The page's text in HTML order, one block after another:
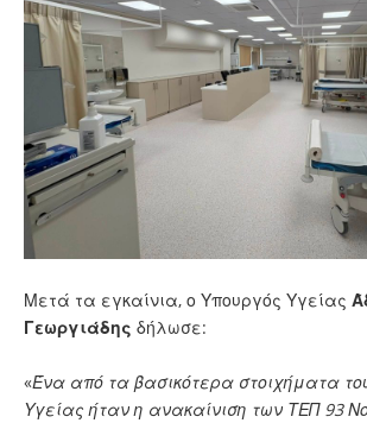
Μετά τα εγκαίνια, ο Υπουργός Υγείας
Γεωργιάδης δήλωσε:
«Ένα από τα βασικότερα στοιχήματα
Υγείας ήταν η ανακαίνιση των ΤΕΠ 93